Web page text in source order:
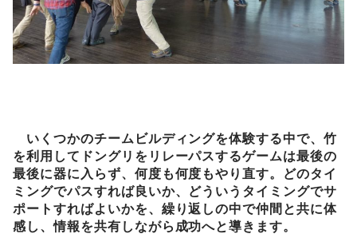
いくつかのチームビルディングを体験する中で、竹
を利用してドングリをリレーパスするゲームは最後の
最後に器に入らず、何度も何度もやり直す。どのタイ
ミングでパスすれば良いか、どういうタイミングでサ
ポートすればよいかを、繰り返しの中で仲間と共に体
感し、情報を共有しながら成功へと導きます。